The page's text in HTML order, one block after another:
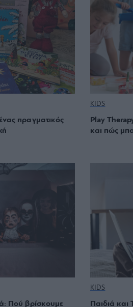
πραγματικός
KIDS
Play
και πώς
Πού βρίσκουμε
KIDS
Παιδιά